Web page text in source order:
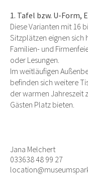
1. Tafel bzw. U-Form,
Diese Varianten mit 16
Sitzplätzen eignen sich
Familien- und
oder Lesungen.
Im weitläufigen
befinden sich weitere
der warmen Jahreszeit
Gästen Platz bieten.
Jana Melchert
033638 48 99 27